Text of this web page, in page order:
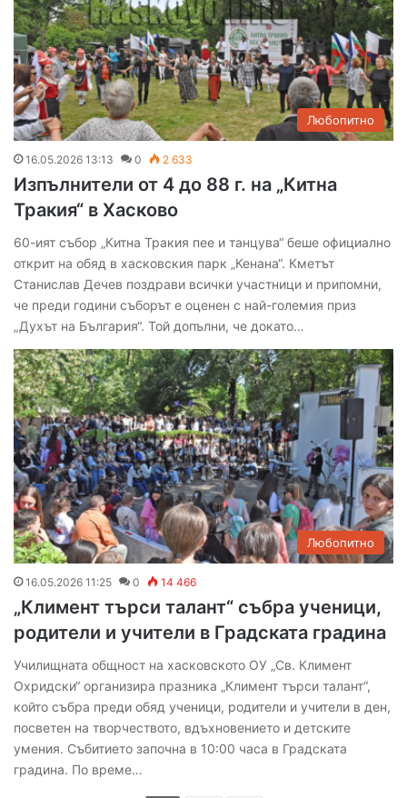
Любопитно
16.05.2026 13:13 0 2 633
Изпълнители от 4 до 88 г. на „Китна
Тракия“ в Хасково
60-ият събор „Китна Тракия пее и танцува“ беше официално
открит на обяд в хасковския парк „Кенана“. Кметът
Станислав Дечев поздрави всички участници и припомни,
че преди години съборът е оценен с най-големия приз
„Духът на България“. Той допълни, че докато…
Любопитно
16.05.2026 11:25 0 14 466
„Климент търси талант“ събра ученици,
родители и учители в Градската градина
Училищната общност на хасковското ОУ „Св. Климент
Охридски“ организира празника „Климент търси талант“,
който събра преди обяд ученици, родители и учители в ден,
посветен на творчеството, вдъхновението и детските
умения. Събитието започна в 10:00 часа в Градската
градина. По време…